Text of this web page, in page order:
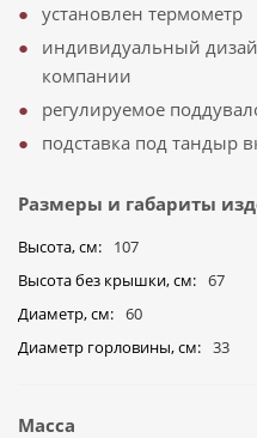
установлен термометр
индивидуальный
компании
регулируемое
подставка под тандыр
Размеры и габариты
Высота, см
107
Высота без крышки, см
67
Диаметр, см
60
Диаметр горловины, см
33
Масса